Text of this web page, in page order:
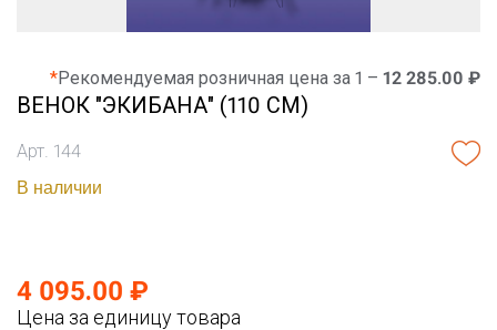
*Рекомендуемая розничная цена за 1 – 12 285.00 ₽
ВЕНОК "ЭКИБАНА" (110 СМ)
Арт. 144
В наличии
4 095.00 ₽
Цена за единицу товара